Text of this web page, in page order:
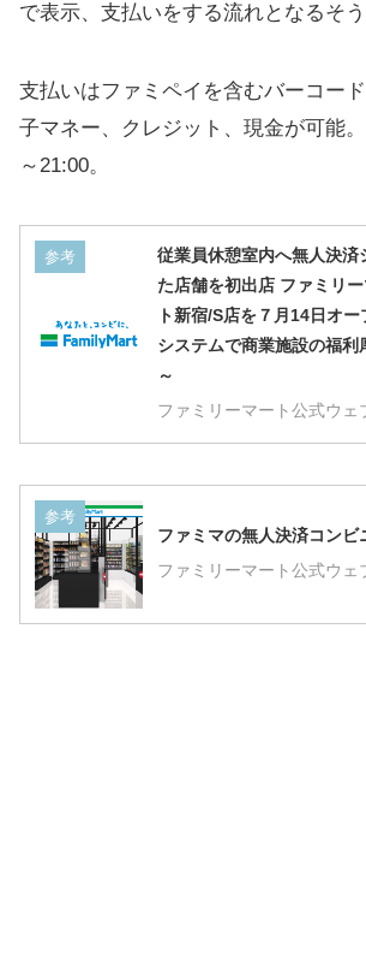
で表示、支払いをする流れとなるそう
支払いはファミペイを含むバーコー
子マネー、クレジット、現金が可能
～21:00。
参考
従業員休憩室内へ無人決済
た店舗を初出店 ファミリ
ト新宿/S店を７月14日オ
システムで商業施設の福利
～
ファミリーマート公式ウェ
参考
ファミマの無人決済コンビ
ファミリーマート公式ウェ